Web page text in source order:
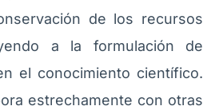
de los recursos
a la formulación de
el conocimiento científico.
estrechamente con otras